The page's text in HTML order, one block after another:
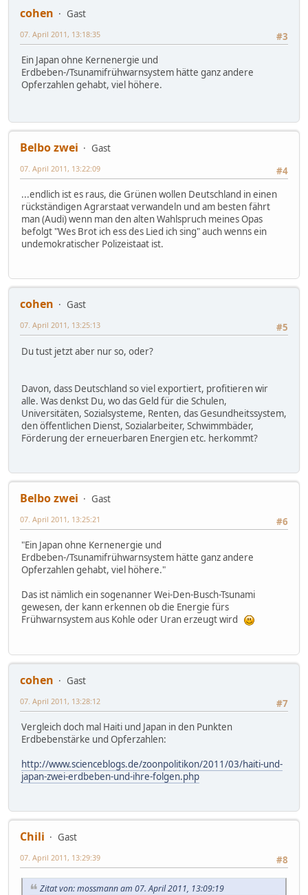
cohen
Gast
#3
07. April 2011, 13:18:35
Ein Japan ohne Kernenergie und
Erdbeben-/Tsunamifrühwarnsystem hätte ganz andere
Opferzahlen gehabt, viel höhere.
Belbo zwei
Gast
#4
07. April 2011, 13:22:09
...endlich ist es raus, die Grünen wollen Deutschland in einen
rückständigen Agrarstaat verwandeln und am besten fährt
man (Audi) wenn man den alten Wahlspruch meines Opas
befolgt "Wes Brot ich ess des Lied ich sing" auch wenns ein
undemokratischer Polizeistaat ist.
cohen
Gast
#5
07. April 2011, 13:25:13
Du tust jetzt aber nur so, oder?
Davon, dass Deutschland so viel exportiert, profitieren wir
alle. Was denkst Du, wo das Geld für die Schulen,
Universitäten, Sozialsysteme, Renten, das Gesundheitssystem,
den öffentlichen Dienst, Sozialarbeiter, Schwimmbäder,
Förderung der erneuerbaren Energien etc. herkommt?
Belbo zwei
Gast
#6
07. April 2011, 13:25:21
"Ein Japan ohne Kernenergie und
Erdbeben-/Tsunamifrühwarnsystem hätte ganz andere
Opferzahlen gehabt, viel höhere."
Das ist nämlich ein sogenanner Wei-Den-Busch-Tsunami
gewesen, der kann erkennen ob die Energie fürs
Frühwarnsystem aus Kohle oder Uran erzeugt wird
cohen
Gast
#7
07. April 2011, 13:28:12
Vergleich doch mal Haiti und Japan in den Punkten
Erdbebenstärke und Opferzahlen:
http://www.scienceblogs.de/zoonpolitikon/2011/03/haiti-und-
japan-zwei-erdbeben-und-ihre-folgen.php
Chili
Gast
#8
07. April 2011, 13:29:39
Zitat von: mossmann am 07. April 2011, 13:09:19